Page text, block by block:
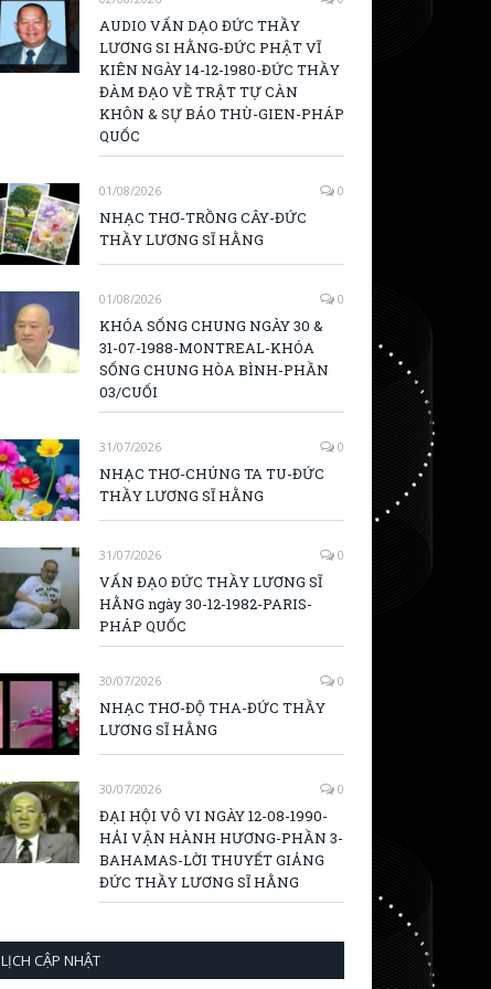
AUDIO VẤN DẠO ĐỨC THẦY
LƯƠNG SI HẰNG-ĐỨC PHẬT VĨ
KIÊN NGÀY 14-12-1980-ĐỨC THẦY
ĐÀM ĐẠO VỀ TRẬT TỰ CÀN
KHÔN & SỰ BÁO THÙ-GIEN-PHÁP
QUỐC
01/08/2026 0
NHẠC THƠ-TRỒNG CÂY-ĐỨC
THẦY LƯƠNG SĨ HẰNG
01/08/2026 0
KHÓA SỐNG CHUNG NGÀY 30 &
31-07-1988-MONTREAL-KHÓA
SỐNG CHUNG HÒA BÌNH-PHẦN
03/CUỐI
31/07/2026 0
NHẠC THƠ-CHÚNG TA TU-ĐỨC
THẦY LƯƠNG SĨ HẰNG
31/07/2026 0
VẤN ĐẠO ĐỨC THẦY LƯƠNG SĨ
HẰNG ngày 30-12-1982-PARIS-
PHÁP QUỐC
30/07/2026 0
NHẠC THƠ-ĐỘ THA-ĐỨC THẦY
LƯƠNG SĨ HẰNG
30/07/2026 0
ĐẠI HỘI VÔ VI NGÀY 12-08-1990-
HẢI VẬN HÀNH HƯƠNG-PHẦN 3-
BAHAMAS-LỜI THUYẾT GIẢNG
ĐỨC THẦY LƯƠNG SĨ HẰNG
LỊCH CẬP NHẬT